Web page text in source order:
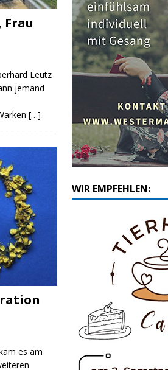
Frau
Leutz
jemand
[…]
es am
WIR EMPFEHLEN: